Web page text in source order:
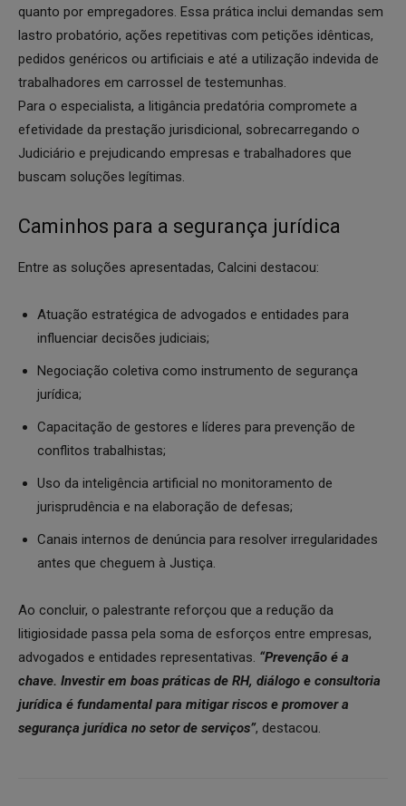
quanto por empregadores. Essa prática inclui demandas sem
lastro probatório, ações repetitivas com petições idênticas,
pedidos genéricos ou artificiais e até a utilização indevida de
trabalhadores em carrossel de testemunhas.
Para o especialista, a litigância predatória compromete a
efetividade da prestação jurisdicional, sobrecarregando o
Judiciário e prejudicando empresas e trabalhadores que
buscam soluções legítimas.
Caminhos para a segurança jurídica
Entre as soluções apresentadas, Calcini destacou:
Atuação estratégica de advogados e entidades para
influenciar decisões judiciais;
Negociação coletiva como instrumento de segurança
jurídica;
Capacitação de gestores e líderes para prevenção de
conflitos trabalhistas;
Uso da inteligência artificial no monitoramento de
jurisprudência e na elaboração de defesas;
Canais internos de denúncia para resolver irregularidades
antes que cheguem à Justiça.
Ao concluir, o palestrante reforçou que a redução da
litigiosidade passa pela soma de esforços entre empresas,
advogados e entidades representativas. “Prevenção é a
chave. Investir em boas práticas de RH, diálogo e consultoria
jurídica é fundamental para mitigar riscos e promover a
segurança jurídica no setor de serviços”, destacou.